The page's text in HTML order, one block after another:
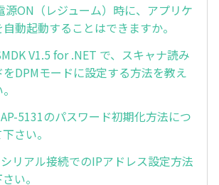
源ON（レジューム）時に、アプリケ
動起動することはできますか。
V1.5 for .NET で、スキャナ読み
DPMモードに設定する方法を教え
5131のパスワード初期化方法につ
さい。
リアル接続でのIPアドレス設定方法
い。